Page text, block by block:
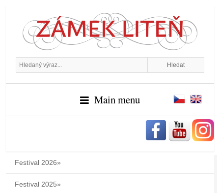
Main menu
Festival 2026»
Festival 2025»